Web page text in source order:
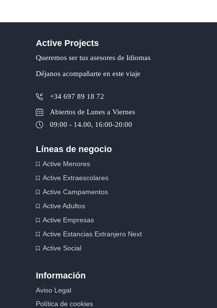
Active Projects
Queremos ser tus asesores de Idiomas
Déjanos acompañarte en este viaje
+34 697 89 18 72
Abiertos de Lunes a Viernes
09:00 - 14.00, 16:00-20:00
Líneas de negocio
Active Menores
Active Extraescolares
Active Campamentos
Active Adultos
Active Empresas
Active Estancias Extranjero Next
Active Social
Información
Aviso Legal
Política de cookies